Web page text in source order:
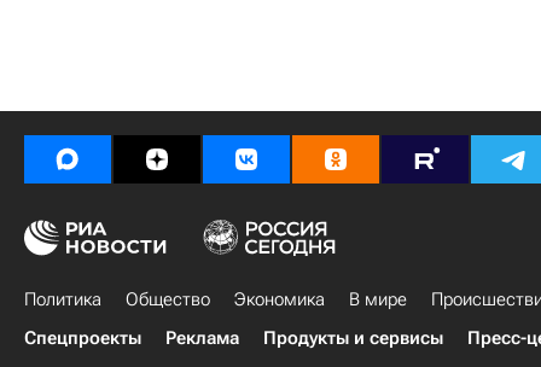
Политика Общество Экономика В мире
Спецпроекты
Реклама Продукты и сервисы Пресс-